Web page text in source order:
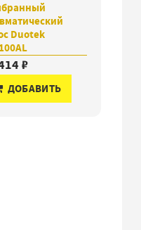
Duotek
₽
ДОБАВИТЬ